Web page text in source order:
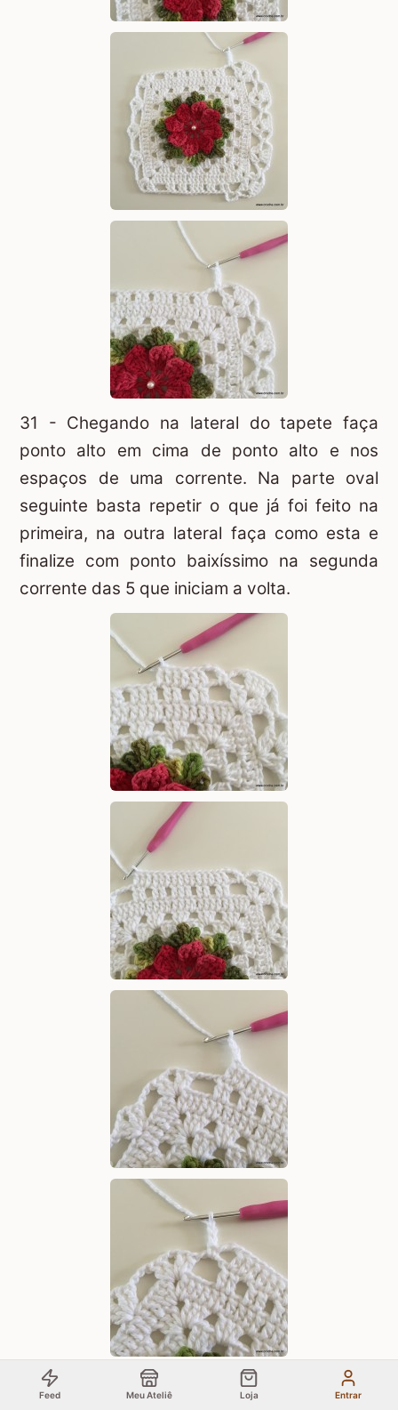
31 - Chegando na lateral do tapete faça
ponto alto em cima de ponto alto e nos
espaços de uma corrente. Na parte oval
seguinte basta repetir o que já foi feito na
primeira, na outra lateral faça como esta e
finalize com ponto baixíssimo na segunda
corrente das 5 que iniciam a volta.
Feed Meu Ateliê Loja Entrar